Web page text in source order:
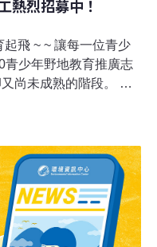
熱烈招募中！
飛 ~ ~ 讓每一位青少
尚未成熟的階段。 如
成鳥計畫】 亞成鳥計畫
野地中進行的課程──登
鳥（輔導員與志工）一
間的相處、探討我們跟
話。讓亞成鳥起飛的行
Education）落實到